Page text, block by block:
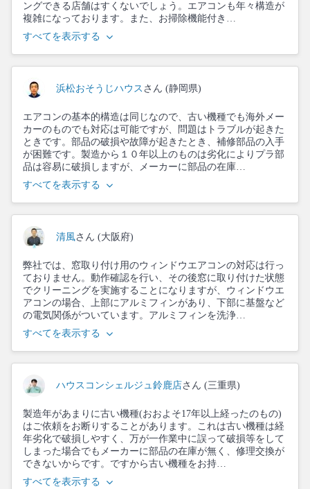
ングできる店舗はすくないでしょう。エアコンも年々構造が
複雑になっております。また、お掃除機能付き…
すべてを表示する
浜松おそうじハウス さん (静岡県)
エアコンの基本的構造は同じなので、古い機種でも海外メー
カーのものでも対応は可能ですが、問題はトラブルが起きた
ときです。部品の破損や故障が起きたとき、補修部品の入手
が困難です。製造から１０年以上のものは劣化によりプラ部
品は容易に破損しますが、メーカーに部品の在庫…
すべてを表示する
清風さん (大阪府)
弊社では、窓取り付け用のウィンドウエアコンの対応は行っ
ておりません。動作確認を行い、その後窓に取り付けた状態
でクリーニングを実施することになりますが、ウィンドウエ
アコンの場合、上部にアルミフィンがあり、下部に基盤など
の電気関係がついています。アルミフィンを洗浄…
すべてを表示する
ハウスコンシェルジュ鈴鹿店さん (三重県)
製造年があまりに古い機種(おおよそ17年以上経ったのもの)
はご依頼をお断りすることがあります。これは古い機種は経
年劣化で破損しやすく、万が一作業中に誤って破損等をして
しまった場合でもメーカーに部品の在庫が無く、修理交換が
できないからです。ですから古い機種をお持…
すべてを表示する